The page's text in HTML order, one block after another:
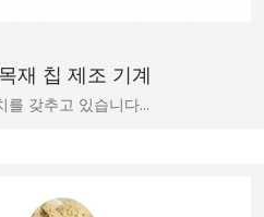
재 칩 제조 기계
를 갖추고 있습니다…